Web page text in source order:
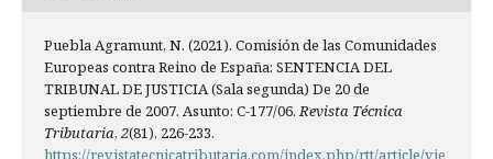
Puebla Agramunt, N. (2021). Comisión de las Comunidades
Europeas contra Reino de España: SENTENCIA DEL
TRIBUNAL DE JUSTICIA (Sala segunda) De 20 de
septiembre de 2007. Asunto: C-177/06.Revista Técnica
Tributaria, 2(81), 226-233.
https://revistatecnicatributaria.com/index.php/rtt/article/vie